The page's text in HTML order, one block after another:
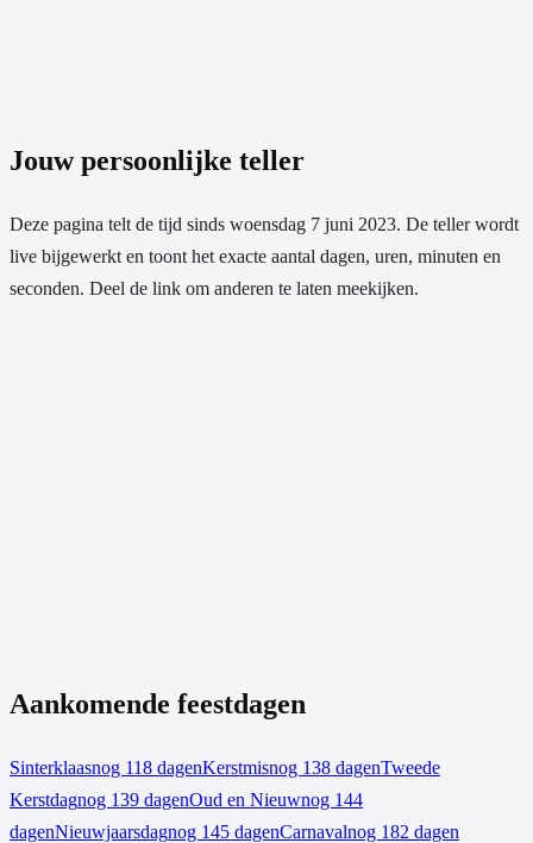
Jouw persoonlijke teller
Deze pagina telt de tijd sinds woensdag 7 juni 2023. De teller wordt
live bijgewerkt en toont het exacte aantal dagen, uren, minuten en
seconden. Deel de link om anderen te laten meekijken.
Aankomende feestdagen
Sinterklaasnog 118 dagenKerstmisnog 138 dagenTweede
Kerstdagnog 139 dagenOud en Nieuwnog 144
dagenNieuwjaarsdagnog 145 dagenCarnavalnog 182 dagen